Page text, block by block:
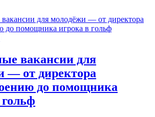
вакансии для
— от директора
до помощника